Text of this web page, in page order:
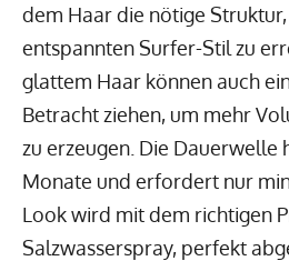
dem Haar die nötige
entspannten Surfer-Stil zu
glattem Haar können auch
Betracht ziehen, um mehr
zu erzeugen. Die Dauerwelle
Monate und erfordert nur
Look wird mit dem richtigen
Salzwasserspray, perfekt